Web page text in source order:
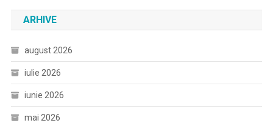
ARHIVE
august 2026
iulie 2026
iunie 2026
mai 2026